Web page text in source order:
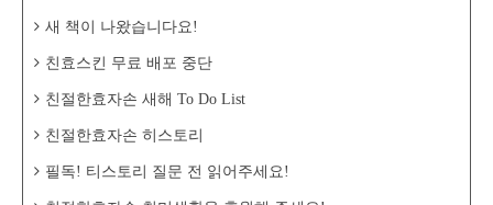
기능이죠. 원하는 위치에 놓이면 휠 브레이
새 책이 나왔습니다요!
친효스킨 무료 배포 중단
친절한효자손 새해 To Do List
친절한효자손 히스토리
필독! 티스토리 질문 전 읽어주세요!